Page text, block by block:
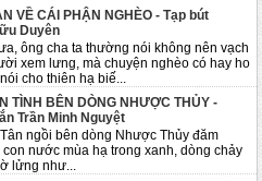
VỀ CÁI PHẬN NGHÈO - Tạp bút
Duyên
ông cha ta thường nói không nên vạch
xem lưng, mà chuyện nghèo có hay ho
cho thiên hạ biế...
TÌNH BÊN DÒNG NHƯỢC THỦY -
Trần Minh Nguyệt
bên dòng Nhược Thủy đăm
nước mùa hạ trong xanh, dòng chảy
lửng như...